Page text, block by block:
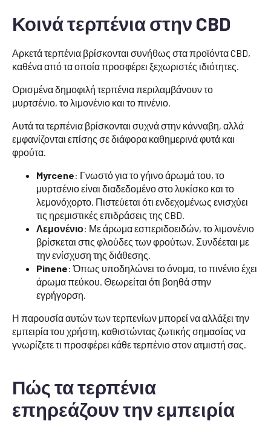
Κοινά τερπένια στην CBD
Αρκετά τερπένια βρίσκονται συνήθως στα προϊόντα CBD,
καθένα από τα οποία προσφέρει ξεχωριστές ιδιότητες.
Ορισμένα δημοφιλή τερπένια περιλαμβάνουν το
μυρτσένιο, το λιμονένιο και το πινένιο.
Αυτά τα τερπένια βρίσκονται συχνά στην κάνναβη, αλλά
εμφανίζονται επίσης σε διάφορα καθημερινά φυτά και
φρούτα.
Myrcene: Γνωστό για το γήινο άρωμά του, το
μυρτσένιο είναι διαδεδομένο στο λυκίσκο και το
λεμονόχορτο. Πιστεύεται ότι ενδεχομένως ενισχύει
τις ηρεμιστικές επιδράσεις της CBD.
Λεμονένιο: Με άρωμα εσπεριδοειδών, το λιμονένιο
βρίσκεται στις φλούδες των φρούτων. Συνδέεται με
την ενίσχυση της διάθεσης.
Pinene: Όπως υποδηλώνει το όνομα, το πινένιο έχει
άρωμα πεύκου. Θεωρείται ότι βοηθά στην
εγρήγορση.
Η παρουσία αυτών των τερπενίων μπορεί να αλλάξει την
εμπειρία του χρήστη, καθιστώντας ζωτικής σημασίας να
γνωρίζετε τι προσφέρει κάθε τερπένιο στον ατμιστή σας.
Πώς τα τερπένια
επηρεάζουν την εμπειρία